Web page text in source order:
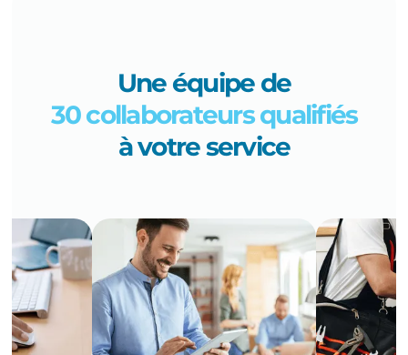
Une équipe de
30 collaborateurs qualifiés
à votre service